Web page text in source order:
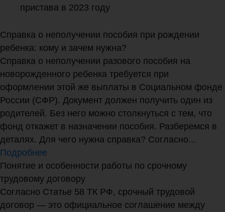
пристава в 2023 году
Справка о неполучении пособия при рождении
ребенка: кому и зачем нужна?
Справка о неполучении разового пособия на
новорожденного ребенка требуется при
оформлении этой же выплаты в Социальном фонде
России (СФР). Документ должен получить один из
родителей. Без него можно столкнуться с тем, что
фонд откажет в назначении пособия. Разберемся в
деталях. Для чего нужна справка? Согласно...
Подробнее
Понятие и особенности работы по срочному
трудовому договору
Согласно Статье 58 ТК РФ, срочный трудовой
договор — это официальное соглашение между